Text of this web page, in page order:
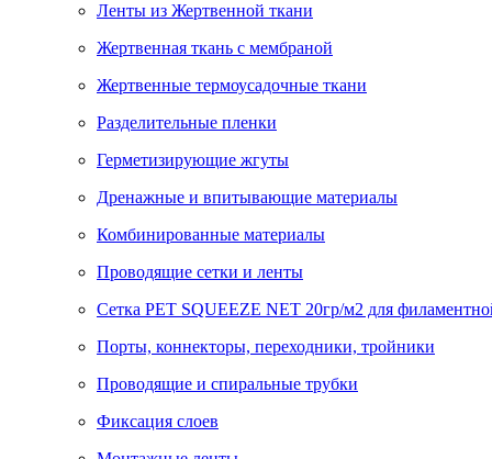
Ленты из Жертвенной ткани
Жертвенная ткань с мембраной
Жертвенные термоусадочные ткани
Разделительные пленки
Герметизирующие жгуты
Дренажные и впитывающие материалы
Комбинированные материалы
Проводящие сетки и ленты
Сетка PET SQUEEZE NET 20гр/м2 для
Порты, коннекторы, переходники, тройники
Проводящие и спиральные трубки
Фиксация слоев